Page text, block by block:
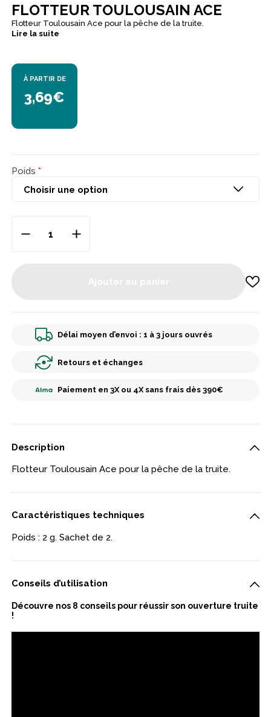
FLOTTEUR TOULOUSAIN ACE
Flotteur Toulousain Ace pour la pêche de la truite.
Lire la suite
À PARTIR DE
3,69€
Poids
Délai moyen d’envoi : 1 à 3 jours ouvrés
Retours et échanges
Paiement en 3X ou 4X sans frais dès 390€
Description
Flotteur Toulousain Ace pour la pêche de la truite.
Caractéristiques techniques
Poids : 2 g. Sachet de 2.
Conseils d’utilisation
Découvre nos 8 conseils pour réussir son ouverture truite
!